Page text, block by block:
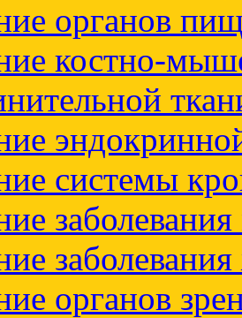
органов
костно-
системы
органов